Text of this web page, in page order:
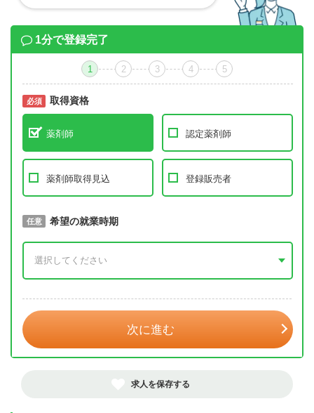
1分で登録完了
1 2 3 4 5
必須 取得資格
薬剤師 認定薬剤師
薬剤師取得見込 登録販売者
必須 取得予定年
任意 希望の就業時期
次に進む
求人を保存する